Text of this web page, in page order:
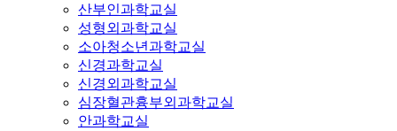
산부인과학교실
성형외과학교실
소아청소년과학교실
신경과학교실
신경외과학교실
심장혈관흉부외과학교실
안과학교실